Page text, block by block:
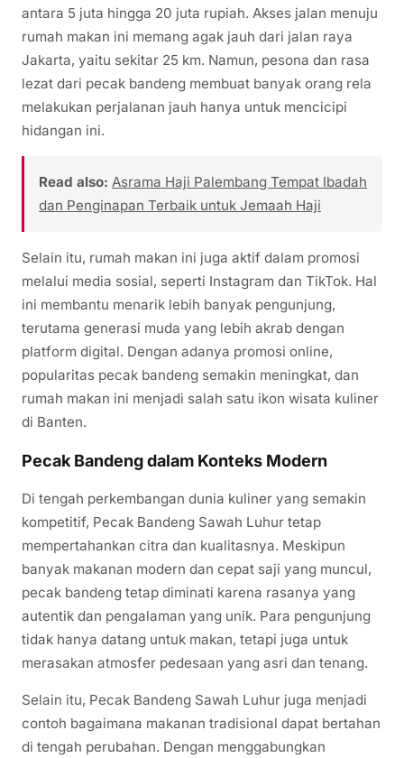
antara 5 juta hingga 20 juta rupiah. Akses jalan menuju
rumah makan ini memang agak jauh dari jalan raya
Jakarta, yaitu sekitar 25 km. Namun, pesona dan rasa
lezat dari pecak bandeng membuat banyak orang rela
melakukan perjalanan jauh hanya untuk mencicipi
hidangan ini.
Read also: Asrama Haji Palembang Tempat Ibadah
dan Penginapan Terbaik untuk Jemaah Haji
Selain itu, rumah makan ini juga aktif dalam promosi
melalui media sosial, seperti Instagram dan TikTok. Hal
ini membantu menarik lebih banyak pengunjung,
terutama generasi muda yang lebih akrab dengan
platform digital. Dengan adanya promosi online,
popularitas pecak bandeng semakin meningkat, dan
rumah makan ini menjadi salah satu ikon wisata kuliner
di Banten.
Pecak Bandeng dalam Konteks Modern
Di tengah perkembangan dunia kuliner yang semakin
kompetitif, Pecak Bandeng Sawah Luhur tetap
mempertahankan citra dan kualitasnya. Meskipun
banyak makanan modern dan cepat saji yang muncul,
pecak bandeng tetap diminati karena rasanya yang
autentik dan pengalaman yang unik. Para pengunjung
tidak hanya datang untuk makan, tetapi juga untuk
merasakan atmosfer pedesaan yang asri dan tenang.
Selain itu, Pecak Bandeng Sawah Luhur juga menjadi
contoh bagaimana makanan tradisional dapat bertahan
di tengah perubahan. Dengan menggabungkan